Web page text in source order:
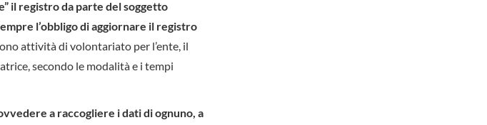
il registro da parte del soggetto
l’obbligo di aggiornare il registro
attività di volontariato per l’ente, il
secondo le modalità e i tempi
a raccogliere i dati di ognuno, a